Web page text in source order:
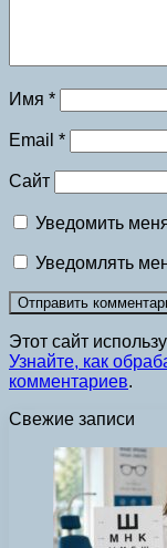
Имя *
Email *
Сайт
Уведомить
Уведомлять
Этот сайт
Узнайте, как
комментариев.
Свежие записи